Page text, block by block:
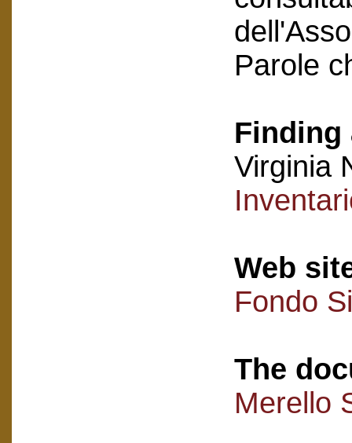
Parole
Finding
Virginia
Web
Fondo
The
Merello